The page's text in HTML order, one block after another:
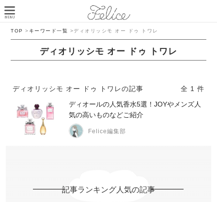
TOP > キーワード一覧 >ディオリッシモ オー ドゥ トワレ
ディオリッシモ オー ドゥ トワレ
ディオリッシモ オー ドゥ トワレの記事
全 1 件
ディオールの人気香水5選！JOYやメンズ人
気の高いものなどご紹介
Felice編集部
記事ランキング人気の記事